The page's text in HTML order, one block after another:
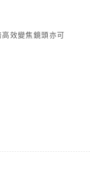
效變焦鏡頭亦可